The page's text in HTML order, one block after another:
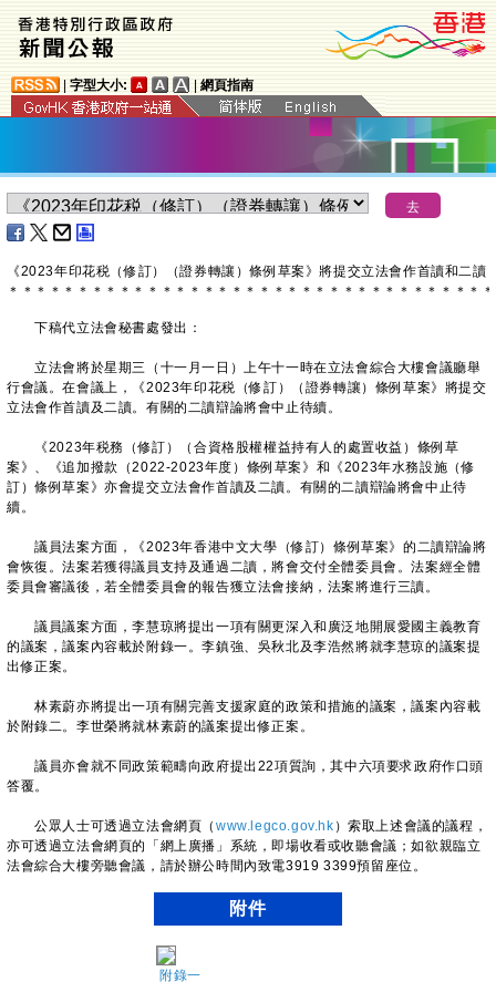
字型大小: 網頁指南
《2023年印花税（修訂）（證券轉讓）條例草案》將提交立法會作首讀和二讀
＊ ＊ ＊ ＊ ＊ ＊ ＊ ＊ ＊ ＊ ＊ ＊ ＊ ＊ ＊ ＊ ＊ ＊ ＊ ＊ ＊ ＊ ＊ ＊ ＊ ＊ ＊ ＊ ＊ ＊ ＊ ＊ ＊ ＊ ＊
下稿代立法會秘書處發出：
立法會將於星期三（十一月一日）上午十一時在立法會綜合大樓會議廳舉
行會議。在會議上，《2023年印花税（修訂）（證券轉讓）條例草案》將提交
立法會作首讀及二讀。有關的二讀辯論將會中止待續。
《2023年税務（修訂）（合資格股權權益持有人的處置收益）條例草
案》、《追加撥款（2022-2023年度）條例草案》和《2023年水務設施（修
訂）條例草案》亦會提交立法會作首讀及二讀。有關的二讀辯論將會中止待
續。
議員法案方面，《2023年香港中文大學（修訂）條例草案》的二讀辯論將
會恢復。法案若獲得議員支持及通過二讀，將會交付全體委員會。法案經全體
委員會審議後，若全體委員會的報告獲立法會接納，法案將進行三讀。
議員議案方面，李慧琼將提出一項有關更深入和廣泛地開展愛國主義教育
的議案，議案內容載於附錄一。李鎮強、吳秋北及李浩然將就李慧琼的議案提
出修正案。
林素蔚亦將提出一項有關完善支援家庭的政策和措施的議案，議案內容載
於附錄二。李世榮將就林素蔚的議案提出修正案。
議員亦會就不同政策範疇向政府提出22項質詢，其中六項要求政府作口頭
答覆。
公眾人士可透過立法會網頁（ www.legco.gov.hk ）索取上述會議的議程，
亦可透過立法會網頁的「網上廣播」系統，即場收看‍‍或‍‍‍收聽會議；如欲親臨立
法會綜合大樓旁聽會議‍，請於辦公時間內致電‍3919 3399預留座位。
附件
附錄一